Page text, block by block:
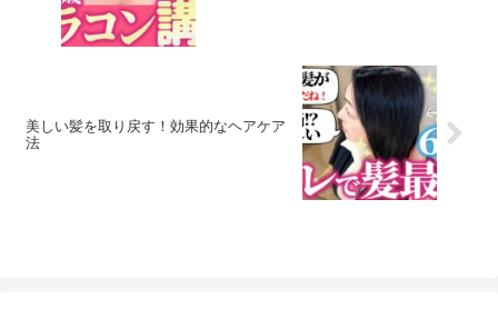
美しい髪を取り戻す！効果的なヘアケア
法